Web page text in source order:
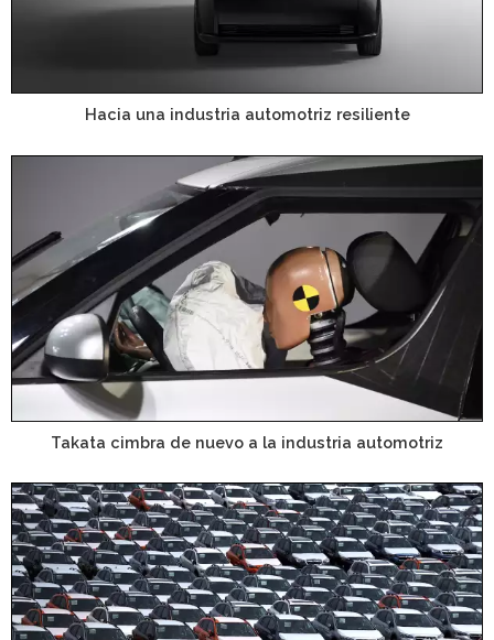
Hacia una industria automotriz resiliente
Takata cimbra de nuevo a la industria automotriz